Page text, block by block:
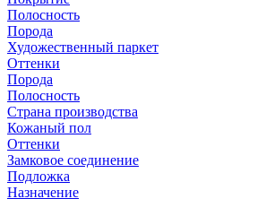
Полосность
Порода
Художественный паркет
Оттенки
Порода
Полосность
Страна производства
Кожаный пол
Оттенки
Замковое соединение
Подложка
Назначение